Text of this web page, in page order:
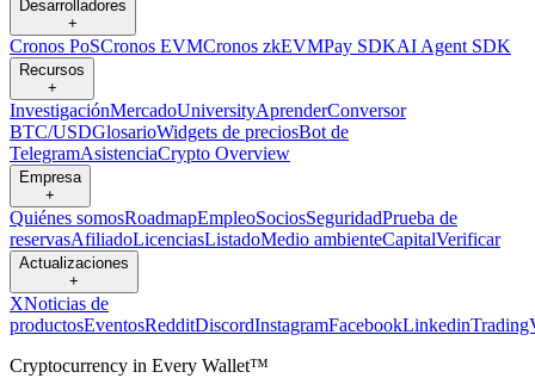
Desarrolladores
+
Cronos PoSCronos EVMCronos zkEVMPay SDKAI Agent SDK
Recursos
+
InvestigaciónMercadoUniversityAprenderConversor
BTC/USDGlosarioWidgets de preciosBot de
TelegramAsistenciaCrypto Overview
Empresa
+
Quiénes somosRoadmapEmpleoSociosSeguridadPrueba de
reservasAfiliadoLicenciasListadoMedio ambienteCapitalVerificar
Actualizaciones
+
XNoticias de
productosEventosRedditDiscordInstagramFacebookLinkedin
Cryptocurrency in Every Wallet™